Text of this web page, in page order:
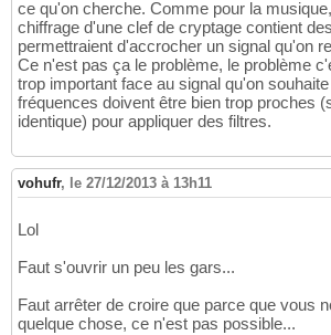
ce qu'on cherche. Comme pour la
chiffrage d'une clef de cryptage contient
permettraient d'accrocher un signal qu'on
Ce n'est pas ça le problème, le problème
trop important face au signal qu'on
fréquences doivent être bien trop proches
identique) pour appliquer des filtres.
vohufr, le 27/12/2013 à 13h11
Lol
Faut s'ouvrir un peu les gars...
Faut arrêter de croire que parce que vous
quelque chose, ce n'est pas possible...